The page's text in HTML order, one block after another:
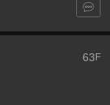
63F